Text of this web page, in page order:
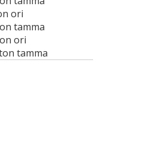
ori
tamma
ori
tamma